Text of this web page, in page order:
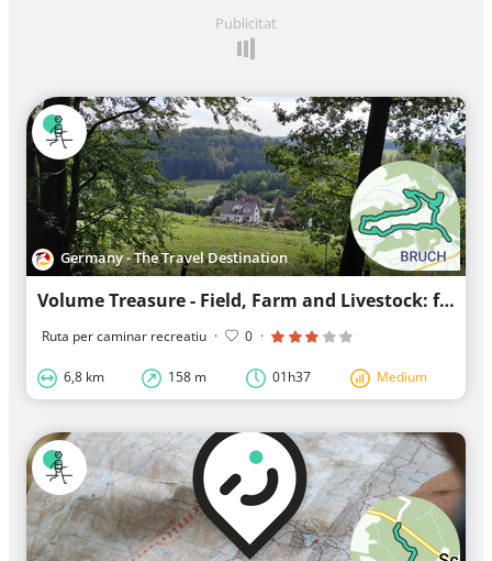
Publicitat
Germany - The Travel Destination
Volume Treasure - Field, Farm and Livestock: from the "simple country life"
Ruta per caminar recreatiu · 0 ·
6,8 km 158 m 01h37 Medium